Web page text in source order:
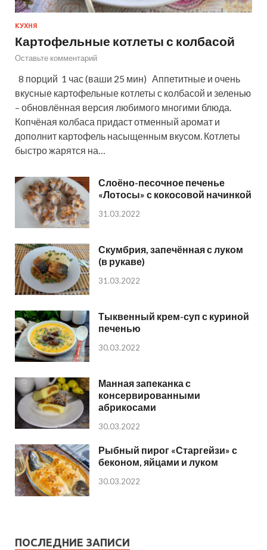
КУХНЯ
Картофельные котлеты с колбасой
Оставьте комментарий
8 порций 1 час (ваши 25 мин) Аппетитные и очень
вкусные картофельные котлеты с колбасой и зеленью
– обновлённая версия любимого многими блюда.
Копчёная колбаса придаст отменный аромат и
дополнит картофель насыщенным вкусом. Котлеты
быстро жарятся на…
Слоёно-песочное печенье
«Лотосы» с кокосовой начинкой
31.03.2022
Скумбрия, запечённая с луком
(в рукаве)
31.03.2022
Тыквенный крем-суп с куриной
печенью
30.03.2022
Манная запеканка с
консервированными
абрикосами
30.03.2022
Рыбный пирог «Старгейзи» с
беконом, яйцами и луком
30.03.2022
ПОСЛЕДНИЕ ЗАПИСИ